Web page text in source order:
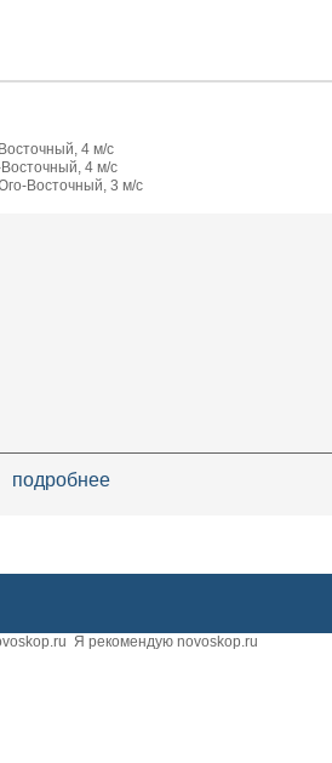
4 м/с
4 м/с
Восточный, 3 м/с
подробнее
Я рекомендую novoskop.ru